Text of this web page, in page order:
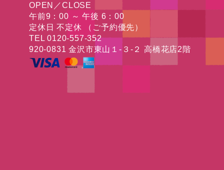
OPEN／CLOSE
午前9：00 ～ 午後 6：00
定休日 不定休 （ご予約優先）
TEL 0120-557-352
920-0831 金沢市東山１-３-２ 高橋花店2階